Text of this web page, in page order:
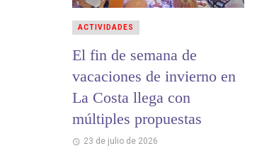
El fin de semana de
vacaciones de invierno en
La Costa llega con
múltiples propuestas
23 de julio de 2026
ACTIVIDADES